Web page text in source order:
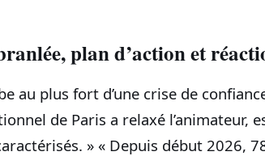
plan d’action et
au plus fort d’une crise de
de Paris a relaxé l’animateur,
» « Depuis début 2026,